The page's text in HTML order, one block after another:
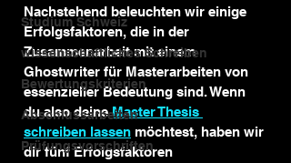
Studium Schweiz
wissenschaftliches Schreiben
Bewertungskriterien
Abschlussarbeiten
Prüfungsvorschriften
Nachstehend beleuchten wir einige
Erfolgsfaktoren, die in der
Zusammenarbeit mit einem
Ghostwriter für Masterarbeiten von
essenzieller Bedeutung sind. Wenn
du also deine Master Thesis
schreiben lassen möchtest, haben wir
dir fünf Erfolgsfaktoren